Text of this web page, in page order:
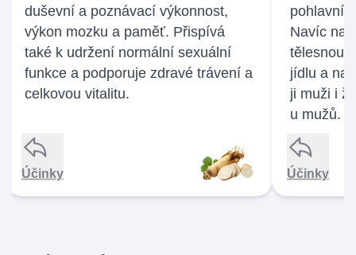
duševní a poznávací výkonnost,
výkon mozku a paměť. Přispívá
také k udržení normální sexuální
funkce a podporuje zdravé trávení a
celkovou vitalitu.
Účinky
Navíc
tělesnou
jídlu a
ji muži i
u mužů.
Účinky